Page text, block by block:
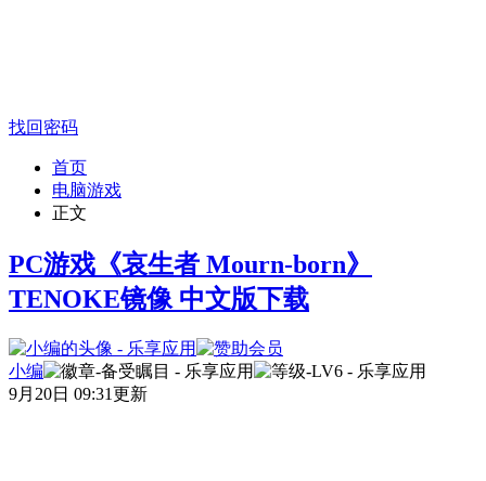
找回密码
首页
电脑游戏
正文
PC游戏《哀生者 Mourn-born》
TENOKE镜像 中文版下载
小编
9月20日 09:31更新